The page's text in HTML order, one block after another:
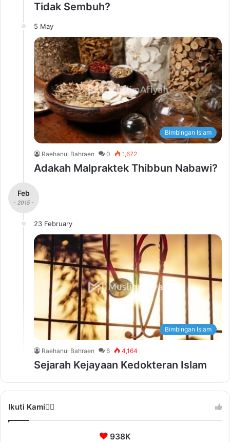
Tidak Sembuh?
5 May
Bimbingan Islam
Raehanul Bahraen 0 1,672
Adakah Malpraktek Thibbun Nabawi?
Feb
- 2015 -
23 February
Bimbingan Islam
Raehanul Bahraen 6 4,164
Sejarah Kejayaan Kedokteran Islam
Ikuti Kami❤️‍🔥
938K